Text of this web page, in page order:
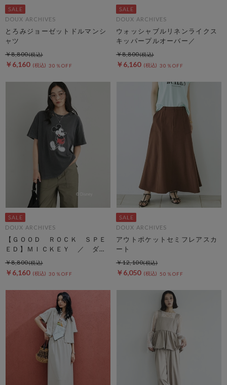
DOUX ARCHIVES
とろみジョーゼットドルマンシ
ャツ
￥6,160 30％OFF
￥8,800
DOUX ARCHIVES
ウォッシャブルリネンライクス
キッパープルオーバー／
￥6,160 30％OFF
￥8,800
DOUX ARCHIVES
【ＧＯＯＤ ＲＯＣＫ ＳＰＥ
ＥＤ】ＭＩＣＫＥＹ ／ ダメ
ージＴＥＥ
￥6,160 30％OFF
￥8,800
DOUX ARCHIVES
アウトポケットセミフレアスカ
ート
￥6,050 50％OFF
￥12,100